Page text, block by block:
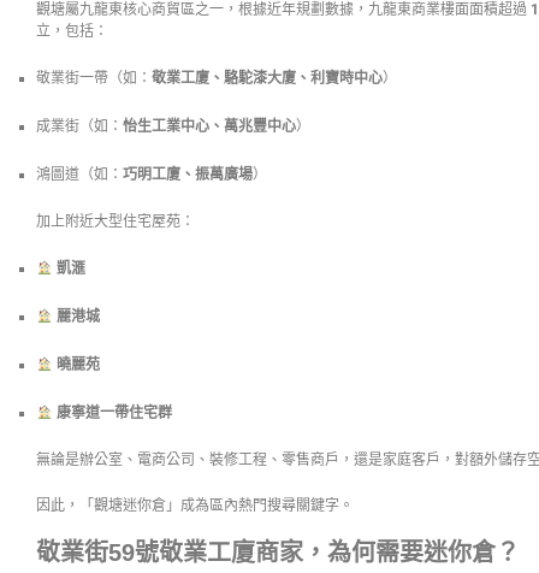
觀塘屬九龍東核心商貿區之一，根據近年規劃數據，九龍東商業樓面面積超過
立，包括：
敬業街一帶（如： 敬業工廈、駱駝漆大廈、利寶時中心）
成業街（如： 怡生工業中心、萬兆豐中心）
鴻圖道（如： 巧明工廈、振萬廣場）
加上附近大型住宅屋苑：
凱滙
麗港城
曉麗苑
康寧道一帶住宅群
無論是辦公室、電商公司、裝修工程、零售商戶，還是家庭客戶，對額外儲存
因此，「觀塘迷你倉」成為區內熱門搜尋關鍵字。
敬業街59號敬業工廈商家，為何需要迷你倉？